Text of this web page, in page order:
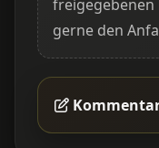
freigegebenen
gerne den